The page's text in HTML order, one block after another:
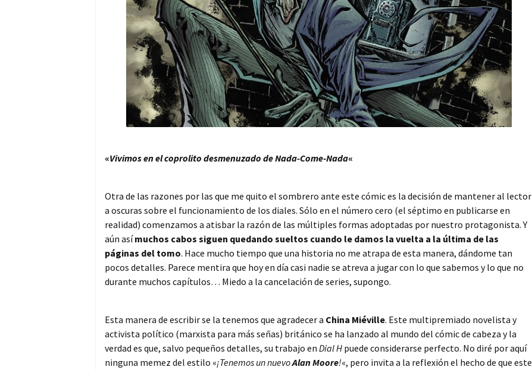
«Vivimos en el coprolito desmenuzado de Nada-Come-Nada«
Otra de las razones por las que me quito el sombrero ante este cómic es la decisión de mantener al lector
a oscuras sobre el funcionamiento de los diales. Sólo en el número cero (el séptimo en publicarse en
realidad) comenzamos a atisbar la razón de las múltiples formas adoptadas por nuestro protagonista. Y
aún asímuchos cabos siguen quedando sueltos cuando le damos la vuelta a la última de las
páginas del tomo. Hace mucho tiempo que una historia no me atrapa de esta manera, dándome tan
pocos detalles. Parece mentira que hoy en día casi nadie se atreva a jugar con lo que sabemos y lo que no
durante muchos capítulos… Miedo a la cancelación de series, supongo.
Esta manera de escribir se la tenemos que agradecer a China Miéville. Este multipremiado novelista y
activista político (marxista para más señas) británico se ha lanzado al mundo del cómic de cabeza y la
verdad es que, salvo pequeños detalles, su trabajo en Dial H puede considerarse perfecto. No diré por aquí
ninguna memez del estilo «¡Tenemos un nuevoAlan Moore!«, pero invita a la reflexión el hecho de que este